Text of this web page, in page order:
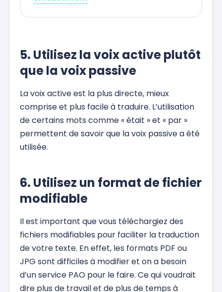
5. Utilisez la voix active plutôt
que la voix passive
La voix active est la plus directe, mieux
comprise et plus facile à traduire. L’utilisation
de certains mots comme « était » et « par »
permettent de savoir que la voix passive a été
utilisée.
6. Utilisez un format de fichier
modifiable
Il est important que vous téléchargiez des
fichiers modifiables pour faciliter la traduction
de votre texte. En effet, les formats PDF ou
JPG sont difficiles à modifier et on a besoin
d’un service PAO pour le faire. Ce qui voudrait
dire plus de travail et de plus de temps à